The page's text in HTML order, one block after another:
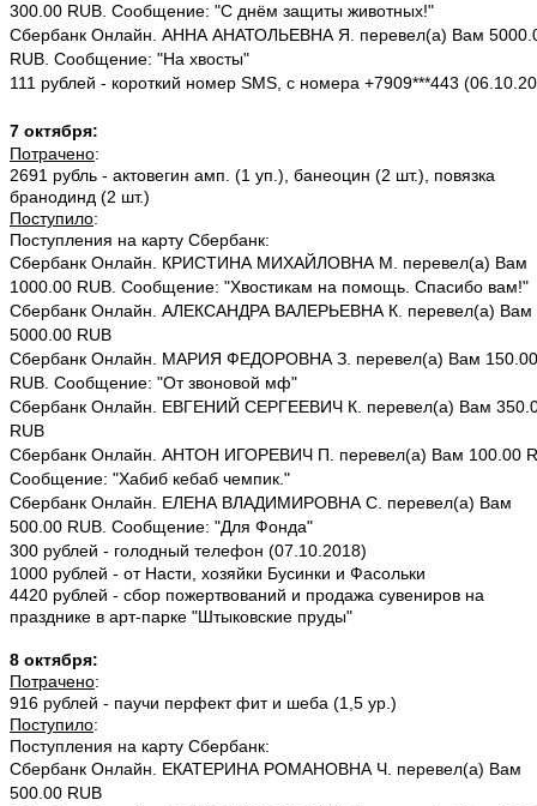
300.00 RUB. Сообщение: "С днём защиты животных!"
Сбербанк Онлайн. АННА АНАТОЛЬЕВНА Я. перевел(а) Вам
RUB. Сообщение: "На хвосты"
111 рублей - короткий номер SMS, с номера +7909***443
7 октября:
Потрачено:
2691 рубль - актовегин амп. (1 уп.), банеоцин (2 шт.), повязка
бранодинд (2 шт.)
Поступило:
Поступления на карту Сбербанк:
Сбербанк Онлайн. КРИСТИНА МИХАЙЛОВНА М. перевел(а) Вам
1000.00 RUB. Сообщение: "Хвостикам на помощь. Спасибо вам!"
Сбербанк Онлайн. АЛЕКСАНДРА ВАЛЕРЬЕВНА К. перевел(а) Вам
5000.00 RUB
Сбербанк Онлайн. МАРИЯ ФЕДОРОВНА З. перевел(а) Вам 150.00
RUB. Сообщение: "От звоновой мф"
Сбербанк Онлайн. ЕВГЕНИЙ СЕРГЕЕВИЧ К. перевел(а) Вам
RUB
Сбербанк Онлайн. АНТОН ИГОРЕВИЧ П. перевел(а) Вам 100.00
Сообщение: "Хабиб кебаб чемпик."
Сбербанк Онлайн. ЕЛЕНА ВЛАДИМИРОВНА С. перевел(а) Вам
500.00 RUB. Сообщение: "Для Фонда"
300 рублей - голодный телефон (07.10.2018)
1000 рублей - от Насти, хозяйки Бусинки и Фасольки
4420 рублей - сбор пожертвований и продажа сувениров на
празднике в арт-парке "Штыковские пруды"
8 октября:
Потрачено:
916 рублей - паучи перфект фит и шеба (1,5 ур.)
Поступило:
Поступления на карту Сбербанк:
Сбербанк Онлайн. ЕКАТЕРИНА РОМАНОВНА Ч. перевел(а) Вам
500.00 RUB